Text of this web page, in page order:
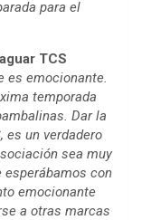
para el
TCS
es emocionante.
temporada
Dar la
es un verdadero
sea muy
esperábamos con
emocionante
a otras marcas